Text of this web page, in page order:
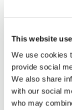
This website
We use cookies
provide social
We also share
with our social
who may
8 torsdage i
Plejecenter
torsdag den 17.